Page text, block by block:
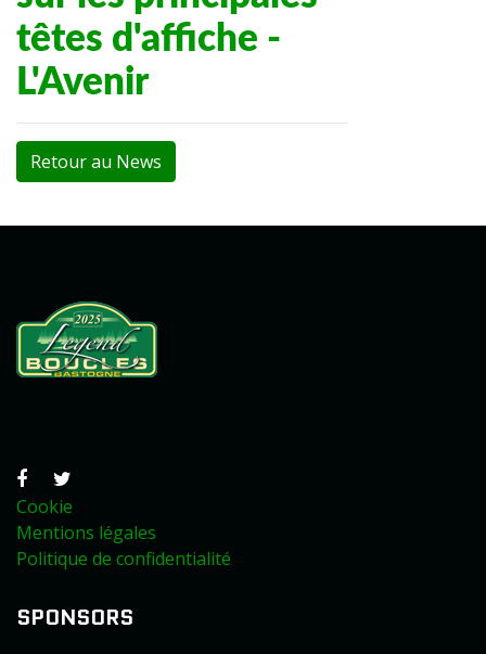
têtes d'affiche -
L'Avenir
Retour au News
Cookie
Mentions légales
Politique de confidentialité
SPONSORS